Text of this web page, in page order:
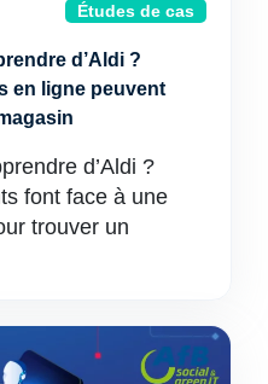
Études de cas
d’Aldi ?
en ligne peuvent
d’Aldi ?
font face à une
trouver un